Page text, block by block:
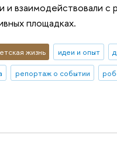
и взаимодействовали с
площадках.
жизнь идеи и опыт
репортаж о событии